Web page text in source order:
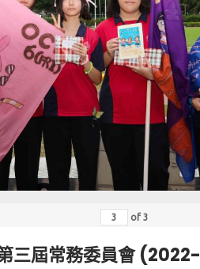
of 3
三屆常務委員會